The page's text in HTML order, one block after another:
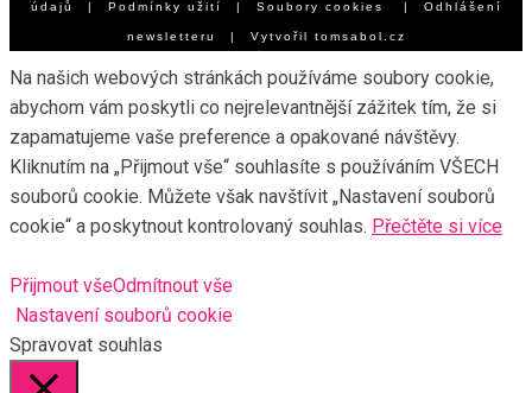
údajů | Podmínky užití | Soubory cookies | Odhlášení
newsletteru | Vytvořil tomsabol.cz
Na našich webových stránkách používáme soubory cookie,
abychom vám poskytli co nejrelevantnější zážitek tím, že si
zapamatujeme vaše preference a opakované návštěvy.
Kliknutím na „Přijmout vše“ souhlasíte s používáním VŠECH
souborů cookie. Můžete však navštívit „Nastavení souborů
cookie“ a poskytnout kontrolovaný souhlas. Přečtěte si více
Přijmout všeOdmítnout vše
Nastavení souborů cookie
Spravovat souhlas